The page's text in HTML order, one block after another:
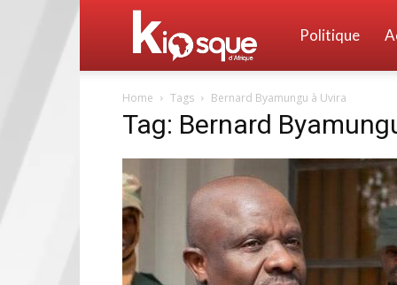
Kiosque
d'Afrique
Politique
Home Tags Bernard Byamungu à Uvira
Tag: Bernard